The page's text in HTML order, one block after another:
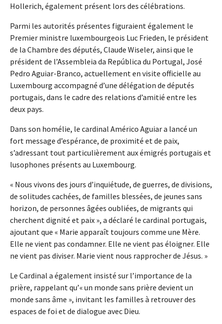
Hollerich, également présent lors des célébrations.
Parmi les autorités présentes figuraient également le
Premier ministre luxembourgeois Luc Frieden, le président
de la Chambre des députés, Claude Wiseler, ainsi que le
président de l’Assembleia da República du Portugal, José
Pedro Aguiar-Branco, actuellement en visite officielle au
Luxembourg accompagné d’une délégation de députés
portugais, dans le cadre des relations d’amitié entre les
deux pays.
Dans son homélie, le cardinal Américo Aguiar a lancé un
fort message d’espérance, de proximité et de paix,
s’adressant tout particulièrement aux émigrés portugais et
lusophones présents au Luxembourg.
« Nous vivons des jours d’inquiétude, de guerres, de divisions,
de solitudes cachées, de familles blessées, de jeunes sans
horizon, de personnes âgées oubliées, de migrants qui
cherchent dignité et paix », a déclaré le cardinal portugais,
ajoutant que « Marie apparaît toujours comme une Mère.
Elle ne vient pas condamner. Elle ne vient pas éloigner. Elle
ne vient pas diviser. Marie vient nous rapprocher de Jésus. »
Le Cardinal a également insisté sur l’importance de la
prière, rappelant qu’« un monde sans prière devient un
monde sans âme », invitant les familles à retrouver des
espaces de foi et de dialogue avec Dieu.